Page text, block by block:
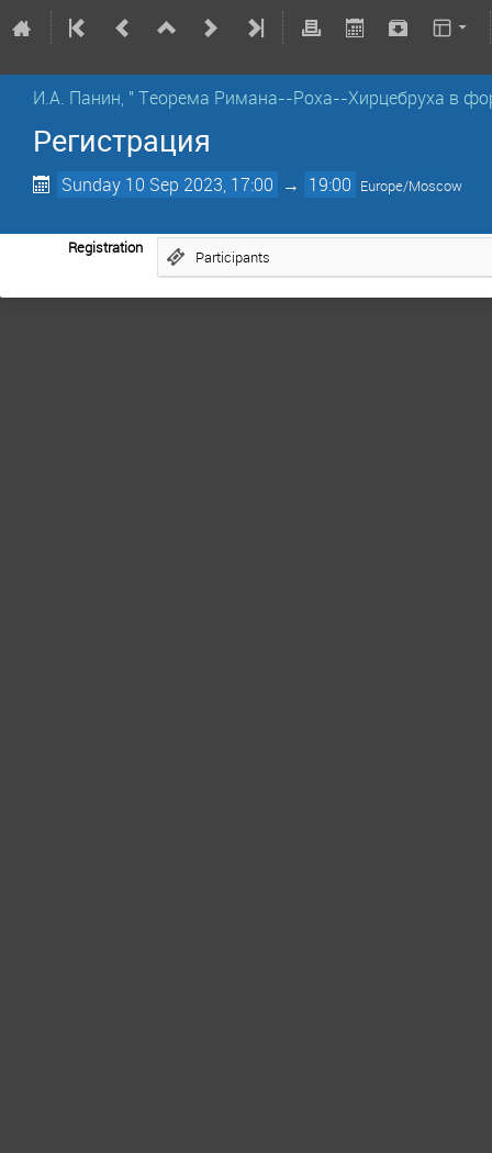
И.А. Панин, " Теорема Римана--Роха--Хирцебруха в
Регистрация
Sunday 10 Sep 2023, 17:00 → 19:00 Europe/Moscow
Registration Participants